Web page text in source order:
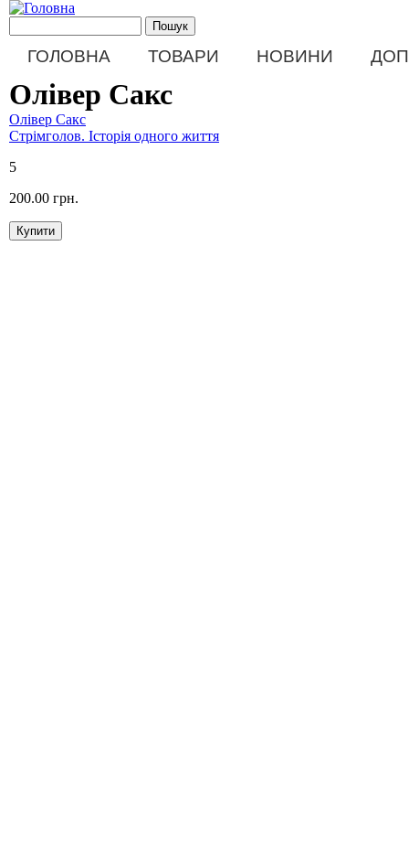
Перейти до основного матеріалу
Пошукова форма
Main menu
ГОЛОВНА ТОВАРИ НОВИНИ
Олівер Сакс
Олівер Сакс
Стрімголов. Історія одного життя
5
200.00 грн.